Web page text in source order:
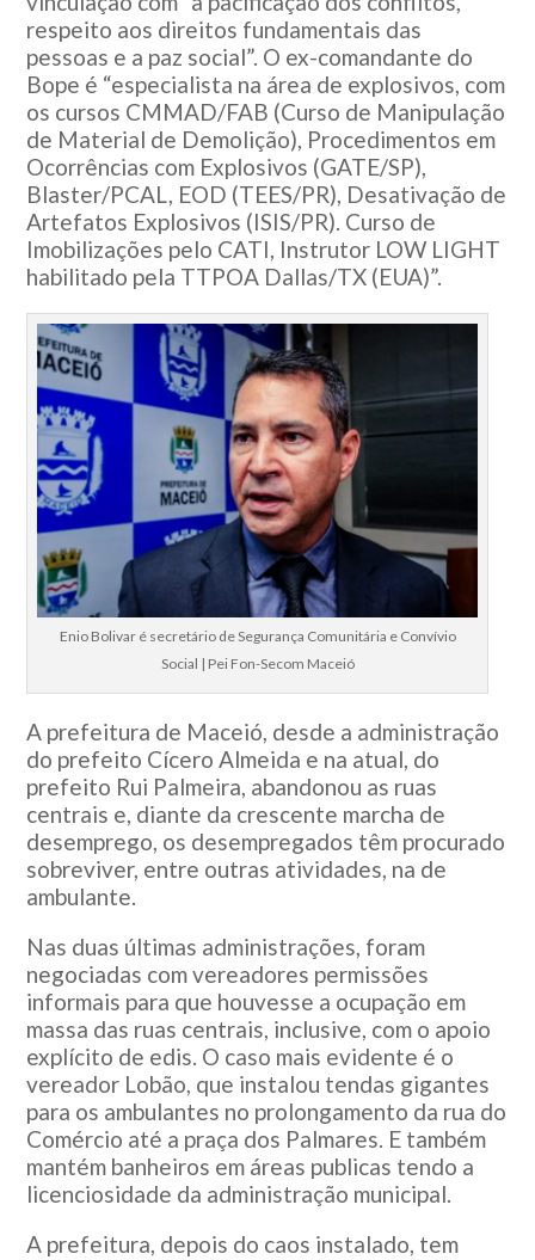
respeito aos direitos fundamentais das
pessoas e a paz social”. O ex-comandante do
Bope é “especialista na área de explosivos, com
os cursos CMMAD/FAB (Curso de Manipulação
de Material de Demolição), Procedimentos em
Ocorrências com Explosivos (GATE/SP),
Blaster/PCAL, EOD (TEES/PR), Desativação de
Artefatos Explosivos (ISIS/PR). Curso de
Imobilizações pelo CATI, Instrutor LOW LIGHT
habilitado pela TTPOA Dallas/TX (EUA)”.
Enio Bolivar é secretário de Segurança Comunitária e Convívio
Social | Pei Fon-Secom Maceió
A prefeitura de Maceió, desde a administração
do prefeito Cícero Almeida e na atual, do
prefeito Rui Palmeira, abandonou as ruas
centrais e, diante da crescente marcha de
desemprego, os desempregados têm procurado
sobreviver, entre outras atividades, na de
ambulante.
Nas duas últimas administrações, foram
negociadas com vereadores permissões
informais para que houvesse a ocupação em
massa das ruas centrais, inclusive, com o apoio
explícito de edis. O caso mais evidente é o
vereador Lobão, que instalou tendas gigantes
para os ambulantes no prolongamento da rua do
Comércio até a praça dos Palmares. E também
mantém banheiros em áreas publicas tendo a
licenciosidade da administração municipal.
A prefeitura, depois do caos instalado, tem